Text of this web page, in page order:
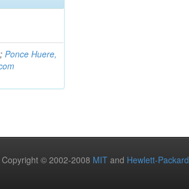
;Ponce Huere,
Copyright © 2002-2008 MIT and Hewlett-Packard